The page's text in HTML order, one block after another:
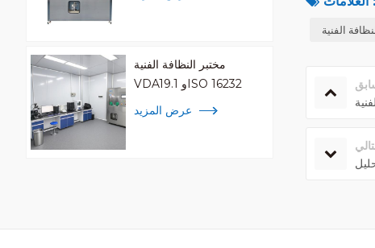
مختبر النظافة الفنية
VDA19.1 وISO 16232
عرض المزيد
الفنية